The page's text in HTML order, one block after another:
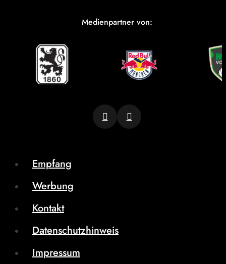
Medienpartner von:
Empfang
Werbung
Kontakt
Datenschutzhinweis
Impressum